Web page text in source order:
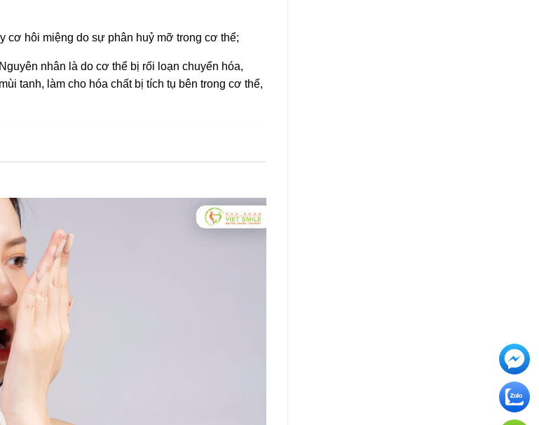
cơ hôi miệng do sự phân huỷ mỡ trong cơ thể;
nhân là do cơ thể bị rối loạn chuyển hóa,
tanh, làm cho hóa chất bị tích tụ bên trong cơ thể,